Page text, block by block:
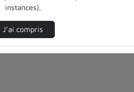
instances).
J’ai compris